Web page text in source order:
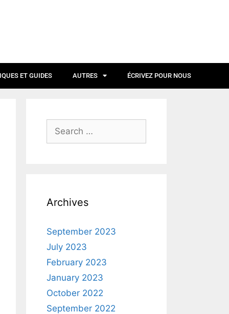
ET GUIDES AUTRES ÉCRIVEZ POUR NOUS
Archives
September 2023
July 2023
February 2023
January 2023
October 2022
September 2022